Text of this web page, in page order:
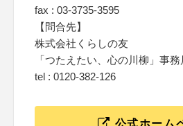
fax : 03-3735-3595
【問合先】
株式会社くらしの友
「つたえたい、心の川柳」事務
tel : 0120-382-126
公式ホーム